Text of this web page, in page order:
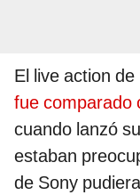
El live action de
fue comparado
cuando lanzó
estaban
de Sony